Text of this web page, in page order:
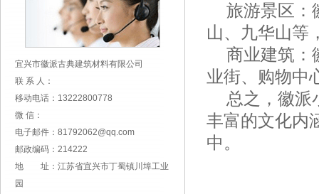
宜兴市徽派古典建筑材料有限公司
联 系 人：
移动电话：13222800778
微 信：
电子邮件：81792062@qq.com
邮政编码：214222
地 址：江苏省宜兴市丁蜀镇川埠工业
园
旅游景区：
山、九华山等
商业建筑：
业街、购物中
总之，徽派
丰富的文化内
中。